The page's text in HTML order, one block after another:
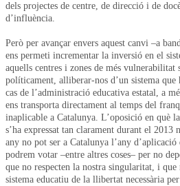
dels projectes de centre, de direcció i de
d’influència.
Però per avançar envers aquest canvi –a
ens permeti incrementar la inversió en el
aquells centres i zones de més vulnerabilitat
políticament, alliberar-nos d’un sistema
cas de l’administració educativa estatal, a
ens transporta directament al temps del
inaplicable a Catalunya. L’oposició en què
s’ha expressat tan clarament durant el
any no pot ser a Catalunya l’any
podrem votar –entre altres coses– per no
que no respecten la nostra singularitat, i
sistema educatiu de la llibertat necessària